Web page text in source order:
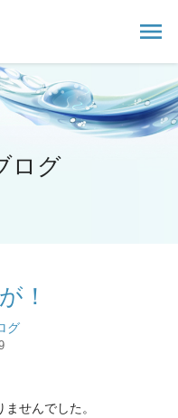
ログ
！
グ
せんでした。